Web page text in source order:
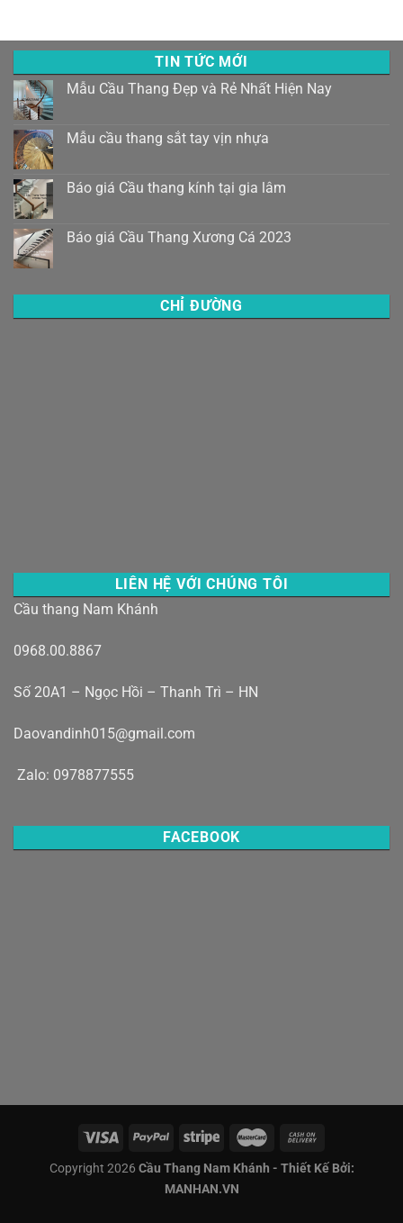
TIN TỨC MỚI
Mẫu Cầu Thang Đẹp và Rẻ Nhất Hiện Nay
Mẫu cầu thang sắt tay vịn nhựa
Báo giá Cầu thang kính tại gia lâm
Báo giá Cầu Thang Xương Cá 2023
CHỈ ĐƯỜNG
LIÊN HỆ VỚI CHÚNG TÔI
Cầu thang Nam Khánh
0968.00.8867
Số 20A1 – Ngọc Hồi – Thanh Trì – HN
Daovandinh015@gmail.com
Zalo: 0978877555
FACEBOOK
Copyright 2026 Cầu Thang Nam Khánh - Thiết Kế Bởi:
MANHAN.VN